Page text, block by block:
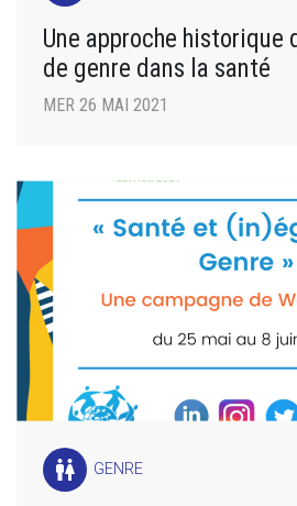
Une approche historique
de genre dans la santé
MER 26 MAI 2021
wc GENRE